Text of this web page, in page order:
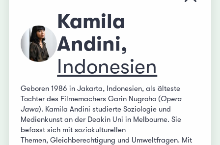
Kamila
Andini,
Indonesien
Geboren 1986 in Jakarta, Indonesien, als älteste
Tochter des Filmemachers Garin Nugroho (Opera
Jawa). Kamila Andini studierte Soziologie und
Medienkunst an der Deakin Uni in Melbourne. Sie
befasst sich mit soziokulturellen
Themen, Gleichberechtigung und Umweltfragen. Mit